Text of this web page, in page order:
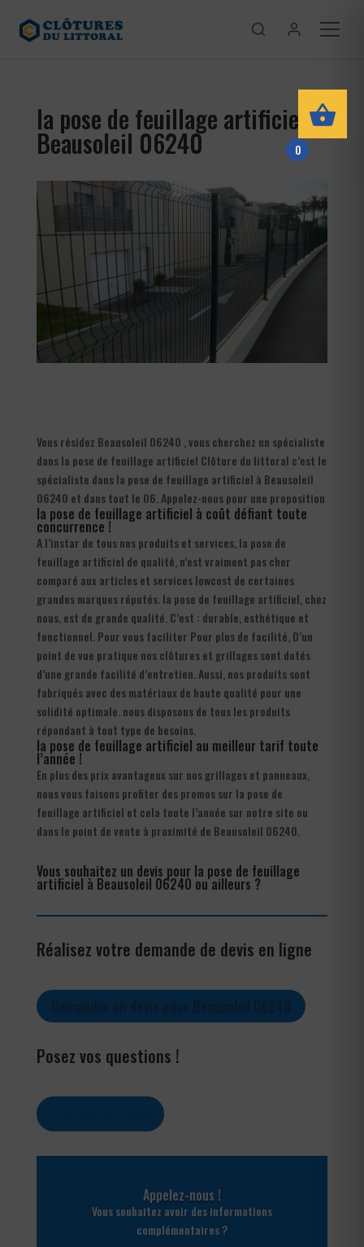
la pose de feuillage artificiel
Beausoleil 06240
Vous résidez Beausoleil 06240 , vous cherchez un spécialiste
dans la pose de feuillage artificiel Clôture du littoral c’est le
spécialiste dans la pose de feuillage artificiel à Beausoleil
06240 et dans tout le 06. Appelez-nous pour une proposition
la pose de feuillage artificiel à coût défiant toute
concurrence !
A l’instar de tous nos produits et services, la pose de
feuillage artificiel de qualité, n’est vraiment pas cher
comparé aux articles et services lowcost de certaines
grandes marques réputés. la pose de feuillage artificiel, chez
nous, est de grande qualité. C’est : durable, esthétique et
fonctionnel. Pour vous faciliter Pour plus de facilité, D’un
point de vue pratique nos clôtures et grillages sont dotés
d’une grande facilité d’entretien. Aussi, nos produits sont
fabriqués avec des matériaux de haute qualité pour une
solidité optimale. nous disposons de tous les produits
répondant à tout type de besoins.
la pose de feuillage artificiel au meilleur tarif toute
l’année !
En plus des prix avantageux sur nos grillages et panneaux,
nous vous faisons profiter des promos sur la pose de
feuillage artificiel et cela toute l’année sur notre site ou
dans le point de vente à proximité de Beausoleil 06240.
Vous souhaitez un devis pour la pose de feuillage
artificiel à Beausoleil 06240 ou ailleurs ?
Réalisez votre demande de devis en ligne
Posez vos questions !
Appelez-nous !
Vous souhaitez avoir des informations
complémentaires ?
0